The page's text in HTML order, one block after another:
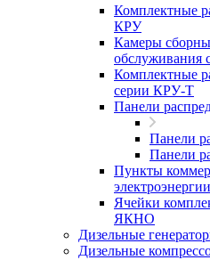
Комплектные
КРУ
Камеры
обслуживания
Комплектные
серии КРУ-Т
Панели
Панели
Панели
Пункты
Ячейки
ЯКНО
Дизельные
Дизельные